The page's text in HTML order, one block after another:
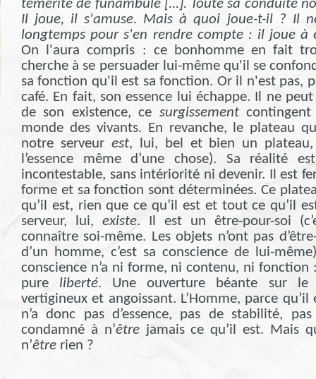
témérité de funambule [...]. Toute sa conduite
Il joue, il s'amuse. Mais à quoi joue-t-il ? Il
longtemps pour s'en rendre compte : il joue à
On l'aura compris : ce bonhomme en fait
cherche à se persuader lui-même qu'il se
sa fonction qu'il est sa fonction. Or il n'est pas,
café. En fait, son essence lui échappe. Il ne
de son existence, ce surgissementcontingent
monde des vivants. En revanche, le plateau
notre serveur est, lui, bel et bien un plateau,
l’essence même d’une chose). Sa réalité
incontestable, sans intériorité ni devenir. Il est
forme et sa fonction sont déterminées. Ce
qu’il est, rien que ce qu’il est et tout ce qu’il
serveur, lui, existe. Il est un être-pour-soi
connaître soi-même. Les objets n’ont pas
d’un homme, c’est sa conscience de lui-
conscience n’a ni forme, ni contenu, ni
pure liberté. Une ouverture béante sur le
vertigineux et angoissant. L’Homme, parce
n’a donc pas d’essence, pas de stabilité,
condamné à n’êtrejamais ce qu’il est. Mais
n’être rien ?